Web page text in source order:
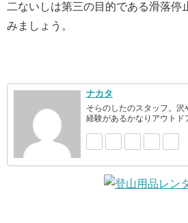
二ないしは第三の目的である滑落停
みましょう。
ナカタ
そらのしたのスタッフ。沢
経験があるかなりアウトド